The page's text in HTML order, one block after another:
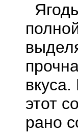
этот
рано